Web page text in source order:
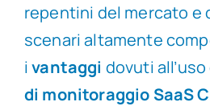
repentini del mercato e
scenari altamente
ivantaggi dovuti all’uso
di monitoraggio SaaS